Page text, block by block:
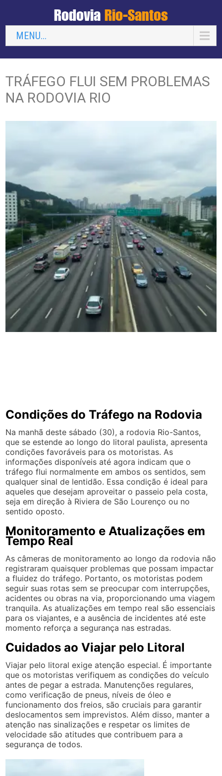
Rodovia Rio-Santos
MENU...
TRÁFEGO FLUI SEM PROBLEMAS
NA RODOVIA RIO
Condições do Tráfego na Rodovia
Na manhã deste sábado (30), a rodovia Rio-Santos,
que se estende ao longo do litoral paulista, apresenta
condições favoráveis para os motoristas. As
informações disponíveis até agora indicam que o
tráfego flui normalmente em ambos os sentidos, sem
qualquer sinal de lentidão. Essa condição é ideal para
aqueles que desejam aproveitar o passeio pela costa,
seja em direção à Riviera de São Lourenço ou no
sentido oposto.
Monitoramento e Atualizações em
Tempo Real
As câmeras de monitoramento ao longo da rodovia não
registraram quaisquer problemas que possam impactar
a fluidez do tráfego. Portanto, os motoristas podem
seguir suas rotas sem se preocupar com interrupções,
acidentes ou obras na via, proporcionando uma viagem
tranquila. As atualizações em tempo real são essenciais
para os viajantes, e a ausência de incidentes até este
momento reforça a segurança nas estradas.
Cuidados ao Viajar pelo Litoral
Viajar pelo litoral exige atenção especial. É importante
que os motoristas verifiquem as condições do veículo
antes de pegar a estrada. Manutenções regulares,
como verificação de pneus, níveis de óleo e
funcionamento dos freios, são cruciais para garantir
deslocamentos sem imprevistos. Além disso, manter a
atenção nas sinalizações e respetar os limites de
velocidade são atitudes que contribuem para a
segurança de todos.